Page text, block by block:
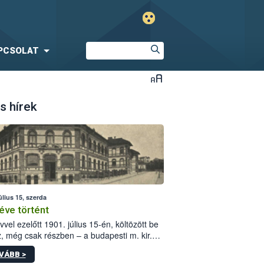
hírek
15, szerda
történt
ezelőtt 1901. július 15-én, költözött be
még csak részben – a budapesti m. kir.
állomás a Kis Rókus utca
alatti, Czigler Győző által tervezett új
>